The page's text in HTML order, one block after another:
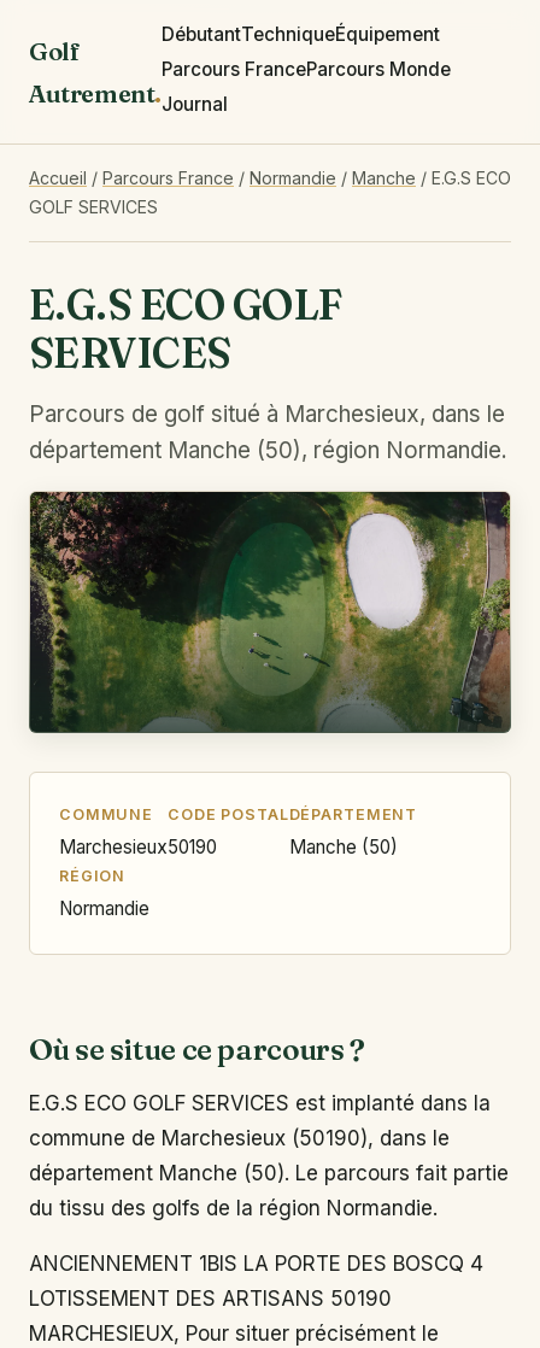
Golf
Autrement.
DébutantTechniqueÉquipement
Parcours FranceParcours Monde
Journal
Accueil / Parcours France / Normandie / Manche / E.G.S ECO
GOLF SERVICES
E.G.S ECO GOLF
SERVICES
Parcours de golf situé à Marchesieux, dans le
département Manche (50), région Normandie.
COMMUNE
Marchesieux
CODE POSTAL
50190
DÉPARTEMENT
Manche (50)
RÉGION
Normandie
Où se situe ce parcours ?
E.G.S ECO GOLF SERVICES est implanté dans la
commune de Marchesieux (50190), dans le
département Manche (50). Le parcours fait partie
du tissu des golfs de la région Normandie.
ANCIENNEMENT 1BIS LA PORTE DES BOSCQ 4
LOTISSEMENT DES ARTISANS 50190
MARCHESIEUX, Pour situer précisément le